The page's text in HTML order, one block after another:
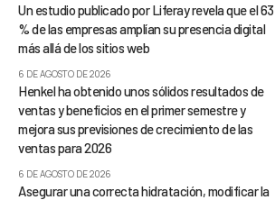
Un estudio publicado por Liferay revela que el 63
% de las empresas amplían su presencia digital
más allá de los sitios web
6 DE AGOSTO DE 2026
Henkel ha obtenido unos sólidos resultados de
ventas y beneficios en el primer semestre y
mejora sus previsiones de crecimiento de las
ventas para 2026
6 DE AGOSTO DE 2026
Asegurar una correcta hidratación, modificar la